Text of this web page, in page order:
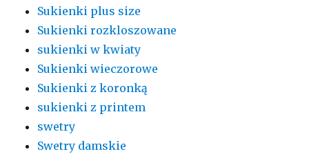
Sukienki plus size
Sukienki rozkloszowane
sukienki w kwiaty
Sukienki wieczorowe
Sukienki z koronką
sukienki z printem
swetry
Swetry damskie